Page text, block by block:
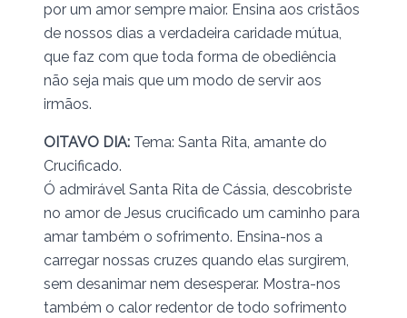
por um amor sempre maior. Ensina aos cristãos
de nossos dias a verdadeira caridade mútua,
que faz com que toda forma de obediência
não seja mais que um modo de servir aos
irmãos.
OITAVO DIA: Tema: Santa Rita, amante do
Crucificado.
Ó admirável Santa Rita de Cássia, descobriste
no amor de Jesus crucificado um caminho para
amar também o sofrimento. Ensina-nos a
carregar nossas cruzes quando elas surgirem,
sem desanimar nem desesperar. Mostra-nos
também o calor redentor de todo sofrimento